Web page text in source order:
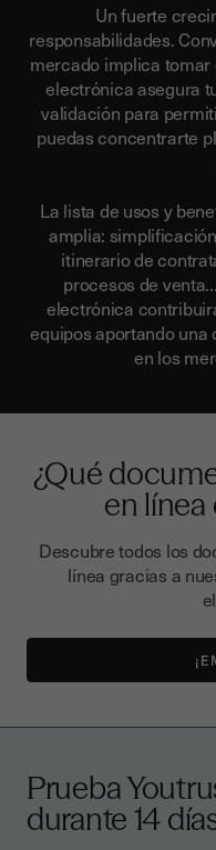
Un fuerte
responsabilidades.
mercado implica
electrónica asegura
validación para
puedas concentrarte
La lista de usos y
amplia:
itinerario de
procesos de
electrónica
equiposaportando una
en los
¿Qué
en línea
Descubre todos los
línea gracias a
Prueba
durante 14